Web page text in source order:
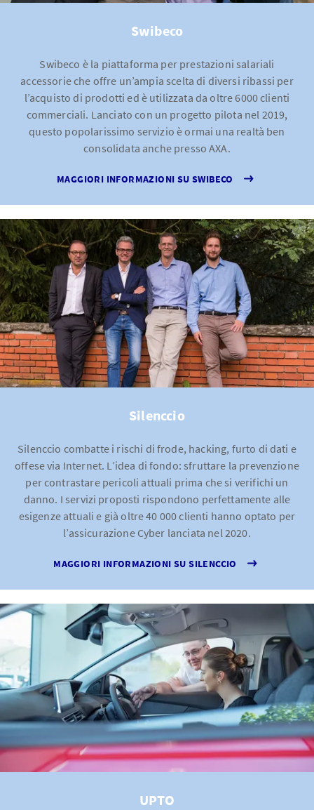
Swibeco
Swibeco è la piattaforma per prestazioni salariali
accessorie che offre un’ampia scelta di diversi ribassi per
l’acquisto di prodotti ed è utilizzata da oltre 6000 clienti
commerciali. Lanciato con un progetto pilota nel 2019,
questo popolarissimo servizio è ormai una realtà ben
consolidata anche presso AXA.
MAGGIORI INFORMAZIONI SU SWIBECO
Silenccio
Silenccio combatte i rischi di frode, hacking, furto di dati e
offese via Internet. L’idea di fondo: sfruttare la prevenzione
per contrastare pericoli attuali prima che si verifichi un
danno. I servizi proposti rispondono perfettamente alle
esigenze attuali e già oltre 40 000 clienti hanno optato per
l’assicurazione Cyber lanciata nel 2020.
MAGGIORI INFORMAZIONI SU SILENCCIO
UPTO